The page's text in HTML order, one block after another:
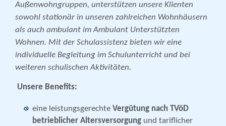
Außenwohngruppen, unterstützen unsere Klienten
sowohl stationär in unseren zahlreichen Wohnhäusern
als auch ambulant im Ambulant Unterstützten
Wohnen. Mit der Schulassistenz bieten wir eine
individuelle Begleitung im Schulunterricht und bei
weiteren schulischen Aktivitäten.
Unsere Benefits:
eine leistungsgerechte Vergütung nach TVöD
betrieblicher Altersversorgung und tariflicher